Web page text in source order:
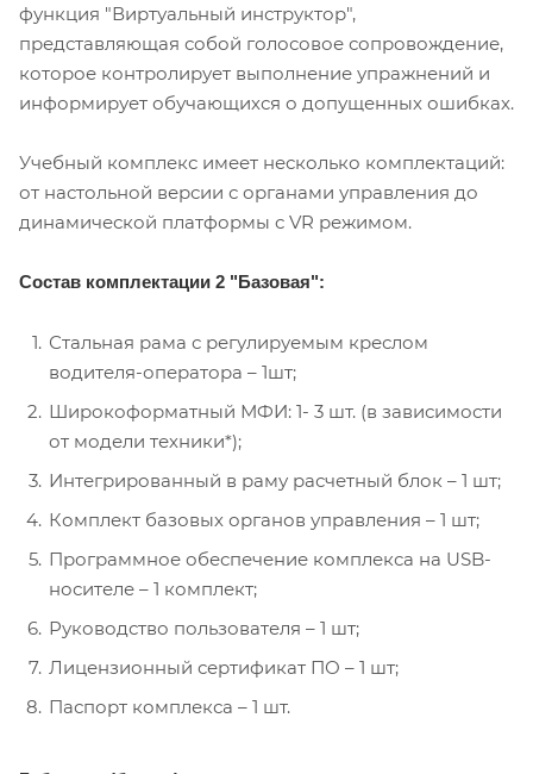
функция "Виртуальный инструктор",
представляющая собой голосовое сопровождение,
которое контролирует выполнение упражнений и
информирует обучающихся о допущенных ошибках.
Учебный комплекс имеет несколько комплектаций:
от настольной версии с органами управления до
динамической платформы с VR режимом.
Состав комплектации 2 "Базовая":
Стальная рама с регулируемым креслом
водителя-оператора – 1шт;
Широкоформатный МФИ: 1- 3 шт. (в зависимости
от модели техники*);
Интегрированный в раму расчетный блок – 1 шт;
Комплект базовых органов управления – 1 шт;
Программное обеспечение комплекса на USB-
носителе – 1 комплект;
Руководство пользователя – 1 шт;
Лицензионный сертификат ПО – 1 шт;
Паспорт комплекса – 1 шт.